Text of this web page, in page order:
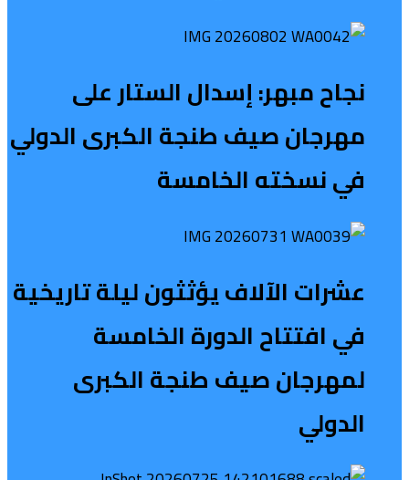
نجاح مبهر: إسدال الستار على
مهرجان صيف طنجة الكبرى الدولي
في نسخته الخامسة
عشرات الآلاف يؤثثون ليلة تاريخية
في افتتاح الدورة الخامسة
لمهرجان صيف طنجة الكبرى
الدولي